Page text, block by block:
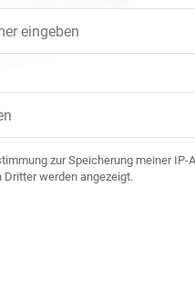
zur Speicherung meiner
werden angezeigt.